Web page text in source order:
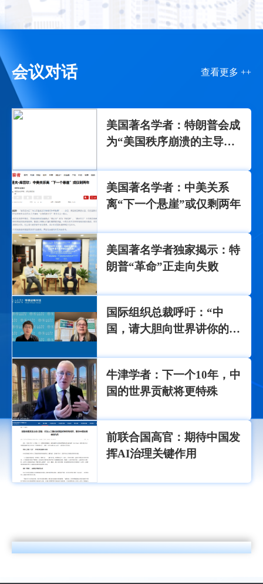
会议对话 查看更多 ++
美国著名学者：特朗普会成
为“美国秩序崩溃的主导
美国著名学者：中美关系
离“下一个悬崖”或仅剩两年
美国著名学者独家揭示：特
朗普“革命”正走向失败
国际组织总裁呼吁：“中
国，请大胆向世界讲你的
牛津学者：下一个10年，中
国的世界贡献将更特殊
前联合国高官：期待中国发
挥AI治理关键作用